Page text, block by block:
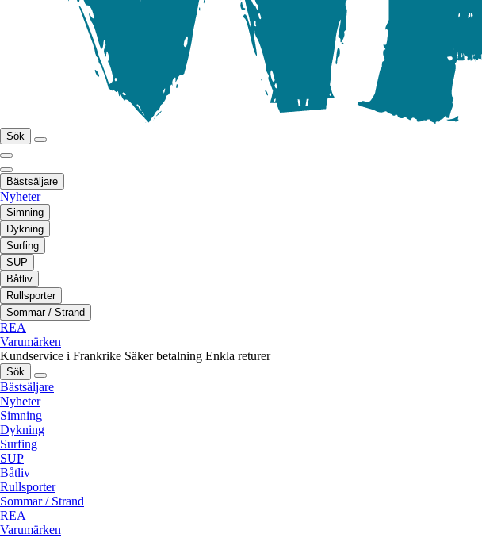
Sök
Bästsäljare
Nyheter
Simning
Dykning
Surfing
SUP
Båtliv
Rullsporter
Sommar / Strand
REA
Varumärken
Kundservice i Frankrike Säker betalning Enkla returer
Sök
Bästsäljare
Nyheter
Simning
Dykning
Surfing
SUP
Båtliv
Rullsporter
Sommar / Strand
REA
Varumärken